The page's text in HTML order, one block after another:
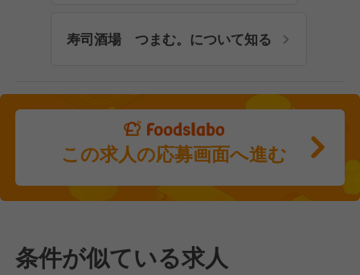
寿司酒場 つまむ。について知る
この求人の応募画面へ進む
条件が似ている求人